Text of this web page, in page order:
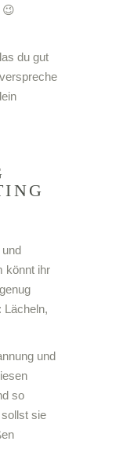
😉
du gut
könnt ihr
Lächeln,
und
so
sie